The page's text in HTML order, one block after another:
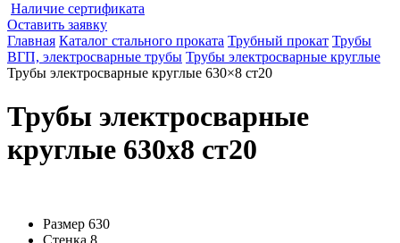
Наличие сертификата
Оставить заявку
Главная Каталог стального проката Трубный прокат Трубы
ВГП, электросварные трубы Трубы электросварные круглые
Трубы электросварные круглые 630×8 ст20
Трубы электросварные
круглые 630x8 ст20
Размер 630
Стенка 8